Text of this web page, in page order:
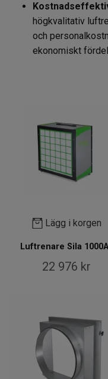
högkvalitativ
och
ekonomiskt
Lägg i korgen
Luftrenare Sila
22 976 kr